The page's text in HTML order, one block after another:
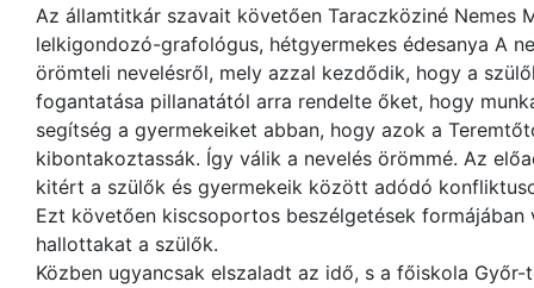
Az államtitkár szavait követően Taraczköziné Nemes
lelkigondozó-grafológus, hétgyermekes édesanya A
örömteli nevelésről, mely azzal kezdődik, hogy a
fogantatása pillanatától arra rendelte őket, hogy
segítség a gyermekeiket abban, hogy azok a
kibontakoztassák. Így válik a nevelés örömmé. Az
kitért a szülők és gyermekeik között adódó
Ezt követően kiscsoportos beszélgetések
hallottakat a szülők.
Közben ugyancsak elszaladt az idő, s a főiskola